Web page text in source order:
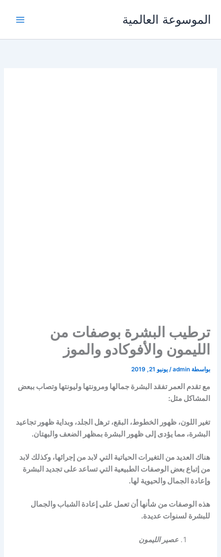
الموسوعة العالمية
ترطيب البشرة بوصفات من
الليمون والأفوكادو والموز
بواسطة admin
/يونيو 21, 2019
مع تقدم العمر تفقد البشرة جمالها ومرونتها وليونتها وتصاب ببعض
المشاكل مثل:
تغير اللون، ظهور الخطوط، البقع، ترهل الجلد، وبداية ظهور تجاعيد
البشرة، مما يؤدى إلى ظهور البشرة بمظهر الضعف والبهتان.
هناك العديد من التغيرات الحياتية التي لابد من إجرائها، وكذلك لابد
من إتباع بعض الوصفات الطبيعية التي تساعد على تجديد البشرة
وإعادة الجمال والحيوية لها.
هذه الوصفات من شأنها أن تعمل على إعادة الشباب والجمال
للبشرة لسنوات عديدة.
عصير الليمون